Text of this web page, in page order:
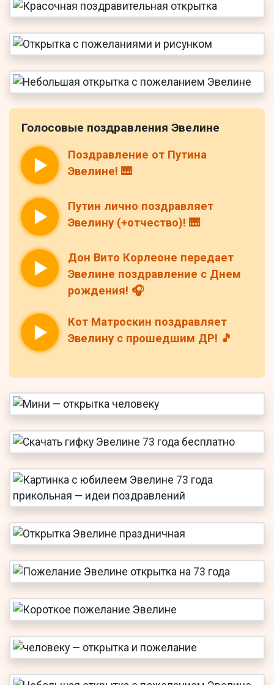
Голосовые поздравления Эвелине
Поздравление от Путина
Эвелине! 🎹
Путин лично поздравляет
Эвелину (+отчество)! 🎹
Дон Вито Корлеоне передает
Эвелине поздравление с Днем
рождения! 🎧
Кот Матроскин поздравляет
Эвелину с прошедшим ДР! 🎵